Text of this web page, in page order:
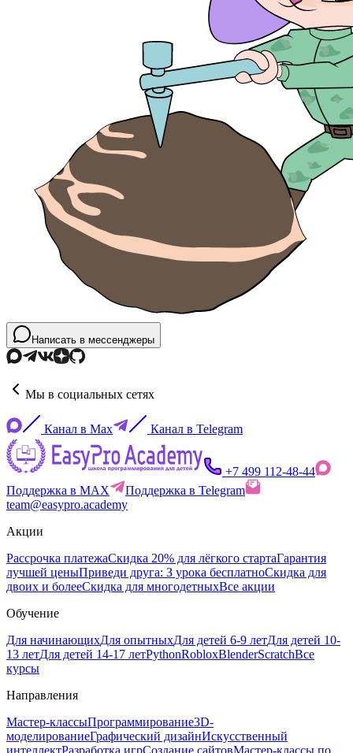
Написать в мессенджеры
Мы в социальных сетях
Канал в Max Канал в Telegram
+7 499 112-48-44
Поддержка в MAX
Поддержка в Telegram
team@easypro.academy
Акции
Рассрочка платежаСкидка 20% для лёгкого стартаГарантия
лучшей ценыПриведи друга: З урока бесплатноСкидка для
двоих и болееСкидка для многодетныхВсе акции
Обучение
Для начинающихДля опытныхДля детей 6-9 летДля детей 10-
13 летДля детей 14-17 летPythonRobloxBlenderScratchВсе
курсы
Направления
Мастер-классыПрограммирование3D-
моделированиеГрафический дизайнИскусственный
интеллектРазработка игрСоздание сайтовМастер-классы по